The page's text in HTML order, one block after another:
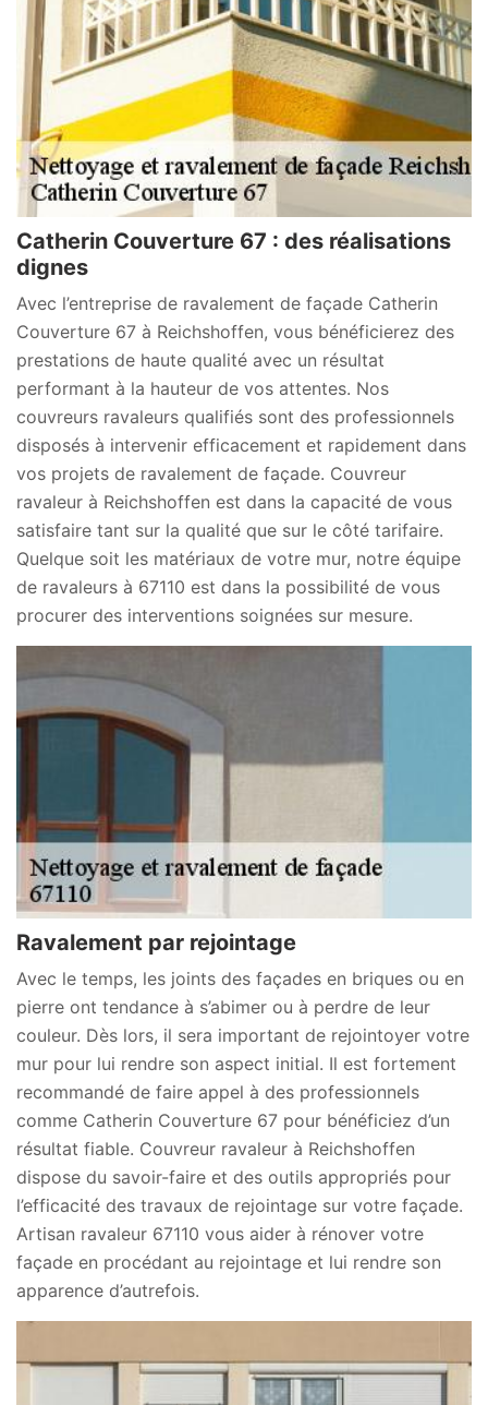
Catherin Couverture 67 : des réalisations
dignes
Avec l’entreprise de ravalement de façade Catherin
Couverture 67 à Reichshoffen, vous bénéficierez des
prestations de haute qualité avec un résultat
performant à la hauteur de vos attentes. Nos
couvreurs ravaleurs qualifiés sont des professionnels
disposés à intervenir efficacement et rapidement dans
vos projets de ravalement de façade. Couvreur
ravaleur à Reichshoffen est dans la capacité de vous
satisfaire tant sur la qualité que sur le côté tarifaire.
Quelque soit les matériaux de votre mur, notre équipe
de ravaleurs à 67110 est dans la possibilité de vous
procurer des interventions soignées sur mesure.
Ravalement par rejointage
Avec le temps, les joints des façades en briques ou en
pierre ont tendance à s’abimer ou à perdre de leur
couleur. Dès lors, il sera important de rejointoyer votre
mur pour lui rendre son aspect initial. Il est fortement
recommandé de faire appel à des professionnels
comme Catherin Couverture 67 pour bénéficiez d’un
résultat fiable. Couvreur ravaleur à Reichshoffen
dispose du savoir-faire et des outils appropriés pour
l’efficacité des travaux de rejointage sur votre façade.
Artisan ravaleur 67110 vous aider à rénover votre
façade en procédant au rejointage et lui rendre son
apparence d’autrefois.